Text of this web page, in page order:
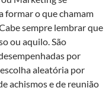
formar o que chamam
Cabe sempre lembrar que
ou aquilo. São
por
aleatória por
achismos e de reunião